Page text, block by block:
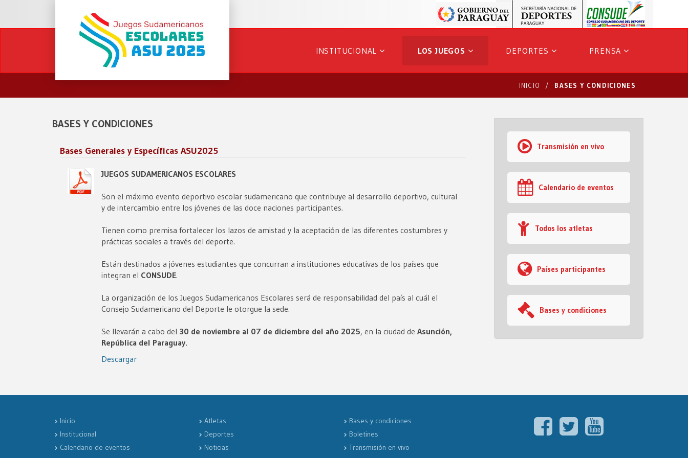
INSTITUCIONAL LOS JUEGOS DEPORTES PRENSA
INICIO BASES Y CONDICIONES
BASES Y CONDICIONES
Bases Generales y Específicas ASU2025
JUEGOS SUDAMERICANOS ESCOLARES
Son el máximo evento deportivo escolar sudamericano que contribuye al desarrollo deportivo, cultural
y de intercambio entre los jóvenes de las doce naciones participantes.
Tienen como premisa fortalecer los lazos de amistad y la aceptación de las diferentes costumbres y
prácticas sociales a través del deporte.
Están destinados a jóvenes estudiantes que concurran a instituciones educativas de los países que
integran el CONSUDE.
La organización de los Juegos Sudamericanos Escolares será de responsabilidad del país al cuál el
Consejo Sudamericano del Deporte le otorgue la sede.
Se llevarán a cabo del 30 de noviembre al 07 de diciembre del año 2025, en la ciudad deAsunción,
República del Paraguay.
Descargar
Transmisión en vivo
Calendario de eventos
Todos los atletas
Países participantes
Bases y condiciones
Inicio
Institucional
Calendario de eventos
Atletas
Deportes
Noticias
Bases y condiciones
Boletines
Transmisión en vivo